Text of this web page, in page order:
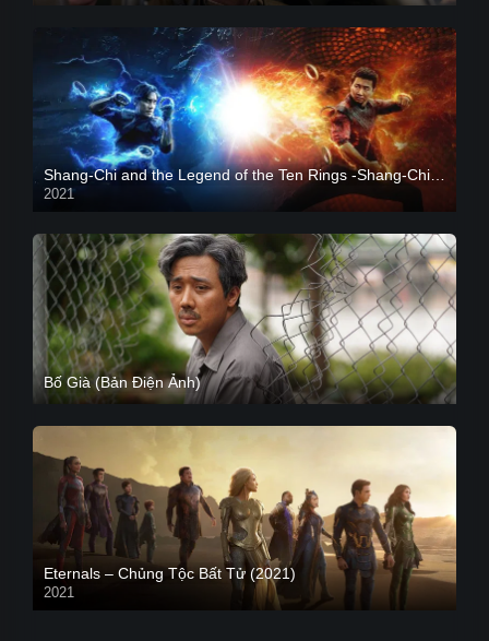
Shang-Chi and the Legend of the Ten Rings -Shang-Chi và huyền thoại Thập Luân
2021
CAM
Bố Già (Bản Điện Ảnh)
Eternals – Chủng Tộc Bất Tử (2021)
2021
Trailer